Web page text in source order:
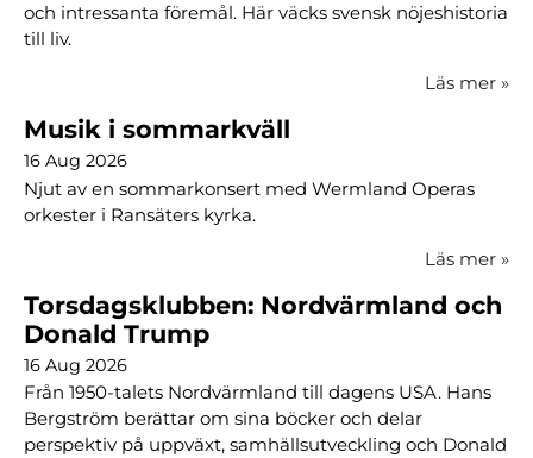
och intressanta föremål. Här väcks svensk nöjeshistoria
till liv.
Läs mer »
Musik i sommarkväll
16 Aug 2026
Njut av en sommarkonsert med Wermland Operas
orkester i Ransäters kyrka.
Läs mer »
Torsdagsklubben: Nordvärmland och
Donald Trump
16 Aug 2026
Från 1950-talets Nordvärmland till dagens USA. Hans
Bergström berättar om sina böcker och delar
perspektiv på uppväxt, samhällsutveckling och Donald